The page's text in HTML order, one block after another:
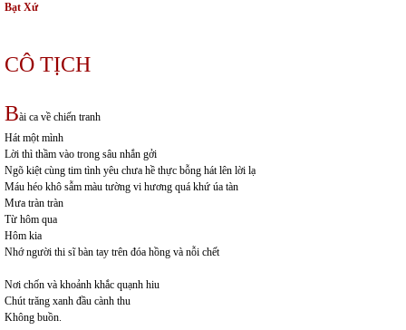
Bạt Xứ
CÔ TỊCH
Bài ca về chiến tranh
Hát một mình
Lời thì thầm vào trong sâu nhắn gởi
Ngõ kiệt cùng tim tình yêu chưa hề thực bỗng hát lên lời lạ
Máu héo khô sẫm màu tường vi hương quá khứ úa tàn
Mưa tràn tràn
Từ hôm qua
Hôm kia
Nhớ người thi sĩ bàn tay trên đóa hồng và nỗi chết
Nơi chốn và khoảnh khắc quạnh hiu
Chút trăng xanh đầu cành thu
Không buồn.